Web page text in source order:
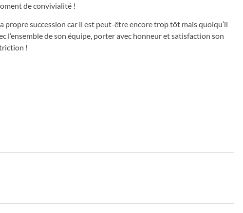
de convivialité !
propre succession car il est peut-être encore trop tôt mais quoiqu’il
l’ensemble de son équipe, porter avec honneur et satisfaction son
!